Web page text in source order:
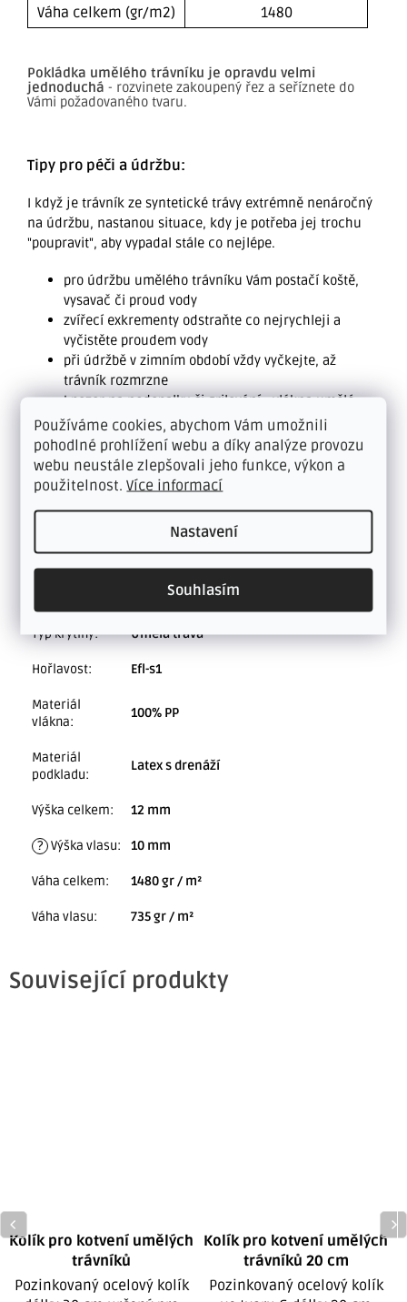
Používáme cookies, abychom Vám umožnili
pohodlné prohlížení webu a díky analýze provozu
webu neustále zlepšovali jeho funkce, výkon a
použitelnost.Více informací
Nastavení
Souhlasím
Váha celkem (gr/m2) 1480
Pokládka umělého trávníku je opravdu velmi
jednoduchá - rozvinete zakoupený řez a seříznete do
Vámi požadovaného tvaru.
Tipy pro péči a údržbu:
I když je trávník ze syntetické trávy extrémně nenáročný
na údržbu, nastanou situace, kdy je potřeba jej trochu
"poupravit", aby vypadal stále co nejlépe.
pro údržbu umělého trávníku Vám postačí koště,
vysavač či proud vody
zvířecí exkrementy odstraňte co nejrychleji a
vyčistěte proudem vody
při údržbě v zimním období vždy vyčkejte, až
trávník rozmrzne
! pozor na nedopalky či grilování - vlákna umělé
trávy se spečou dohromady!
Doplňkové parametry
Kategorie
KVALITNÍ UMĚLÉ TRÁVNÍKY VČETNĚ
PŘÍSLUŠENSTVÍ
2 m, 4 m
Typ krytiny: Umělá tráva
Hořlavost: Efl-s1
Materiál
vlákna:
100% PP
Materiál
podkladu:
Latex s drenáží
Výška celkem: 12 mm
? Výška vlasu: 10 mm
Váha celkem: 1480 gr / m²
Váha vlasu: 735 gr / m²
Související produkty
Kolík pro kotvení umělých
trávníků
Pozinkovaný ocelový kolík
Kolík pro kotvení umělých
trávníků 20 cm
Pozinkovaný ocelový kolík